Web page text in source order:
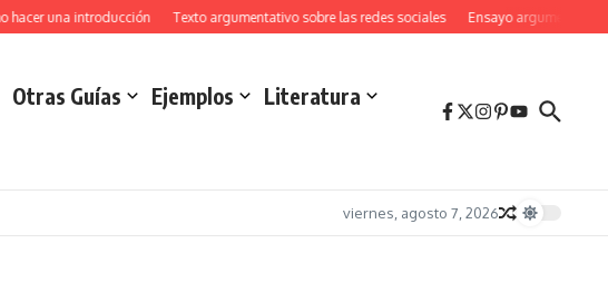
hacer una introducción Texto argumentativo sobre las redes sociales Ensayo argumentativo
Otras Guías Ejemplos
Literatura
viernes, agosto 7, 2026